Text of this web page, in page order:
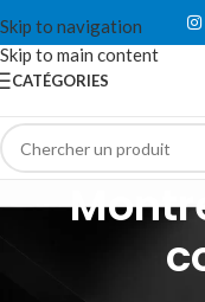
Skip to navigation
Skip to main content
CATÉGORIES